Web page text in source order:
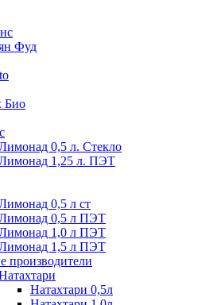
Фуд
Био
0,5 л. Стекло
1,25 л. ПЭТ
0,5 л ст
0,5 л ПЭТ
1,0 л ПЭТ
1,5 л ПЭТ
производители
Натахтари 0,5л